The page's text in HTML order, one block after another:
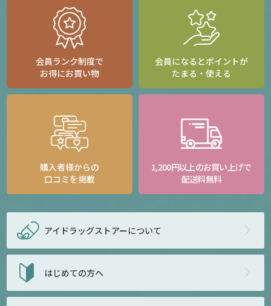
会員ランク制度で
お得にお買い物
会員になるとポイントが
たまる・使える
購入者様からの
口コミを掲載
1,200円以上のお買い上げで
配送料無料
アイドラッグストアーについて
はじめての方へ